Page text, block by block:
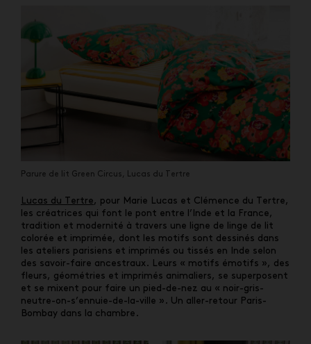
Parure de lit Green Circus, Lucas du Tertre
Lucas du Tertre , pour Marie Lucas et Clémence du Tertre,
les créatrices qui font le pont entre l’Inde et la France,
tradition et modernité à travers une ligne de linge de lit
colorée et imprimée, dont les motifs sont dessinés dans
les ateliers parisiens et imprimés ou tissés en Inde selon
des savoir-faire ancestraux. Leurs « motifs émotifs », des
fleurs, géométries et imprimés animaliers, se superposent
et se mixent pour faire un pied-de-nez au « noir-gris-
neutre-on-s’ennuie-de-la-ville ». Un aller-retour Paris-
Bombay dans la chambre.